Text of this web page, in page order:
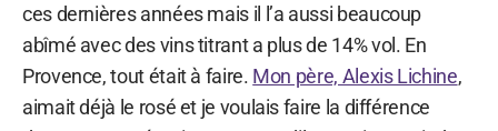
ces dernières années mais il l’a aussi beaucoup
abîmé avec des vins titrant a plus de 14% vol. En
Provence, tout était à faire. Mon père, Alexis Lichine,
aimait déjà le rosé et je voulais faire la différence